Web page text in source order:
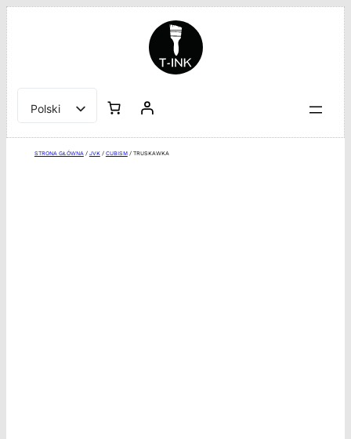
Przejdź
do
treści
Polski
English
STRONA GŁÓWNA / JVK/ CUBISM/ TRUSKAWKA